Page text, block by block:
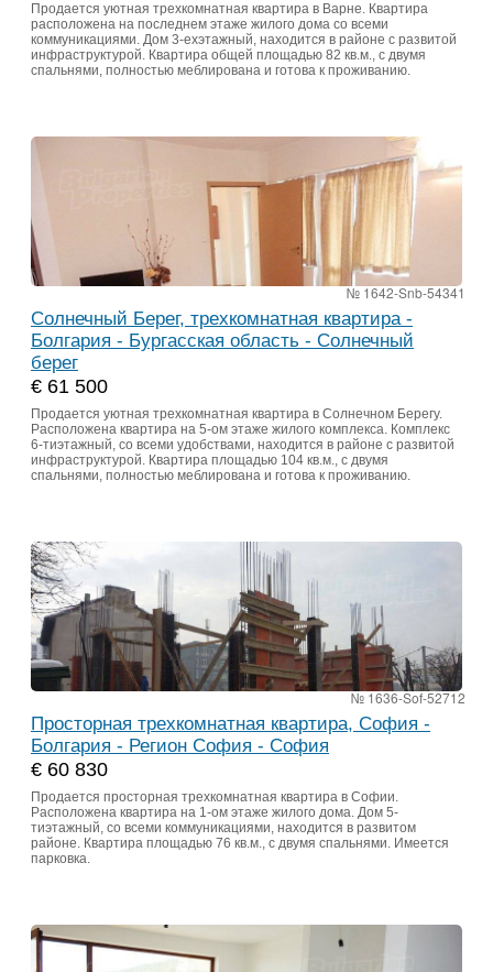
Продается уютная трехкомнатная квартира в Варне. Квартира
расположена на последнем этаже жилого дома со всеми
коммуникациями. Дом 3-ехэтажный, находится в районе с развитой
инфраструктурой. Квартира общей площадью 82 кв.м., с двумя
спальнями, полностью меблирована и готова к проживанию.
№ 1642-Snb-54341
Солнечный Берег, трехкомнатная квартира -
Болгария - Бургасская область - Солнечный
берег
€ 61 500
Продается уютная трехкомнатная квартира в Солнечном Берегу.
Расположена квартира на 5-ом этаже жилого комплекса. Комплекс
6-тиэтажный, со всеми удобствами, находится в районе с развитой
инфраструктурой. Квартира площадью 104 кв.м., с двумя
спальнями, полностью меблирована и готова к проживанию.
№ 1636-Sof-52712
Просторная трехкомнатная квартира, София -
Болгария - Регион София - София
€ 60 830
Продается просторная трехкомнатная квартира в Софии.
Расположена квартира на 1-ом этаже жилого дома. Дом 5-
тиэтажный, со всеми коммуникациями, находится в развитом
районе. Квартира площадью 76 кв.м., с двумя спальнями. Имеется
парковка.